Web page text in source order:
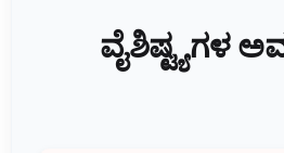
ವೈಶಿಷ್ಟ್ಯಗಳ